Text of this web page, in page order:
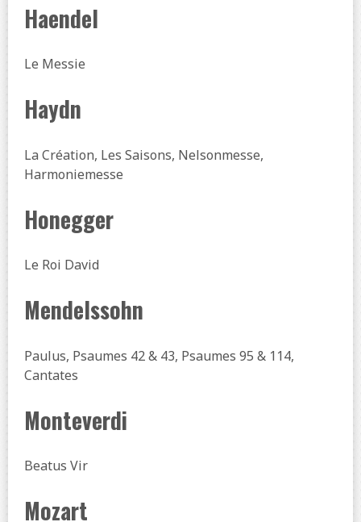
Haendel
Le Messie
Haydn
La Création, Les Saisons, Nelsonmesse,
Harmoniemesse
Honegger
Le Roi David
Mendelssohn
Paulus, Psaumes 42 & 43, Psaumes 95 & 114,
Cantates
Monteverdi
Beatus Vir
Mozart